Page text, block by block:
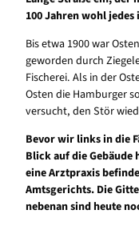
100 Jahren wohl
Bis etwa 1900 war
geworden durch
Fischerei. Als in der
Osten die Hamburger
versucht, den Stör
Bevor wir links in die
Blick auf die Gebäude
eine Arztpraxis
Amtsgerichts. Die
nebenan sind heute